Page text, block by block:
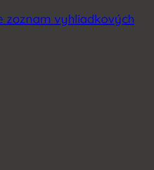
zoznam vyhliadkových